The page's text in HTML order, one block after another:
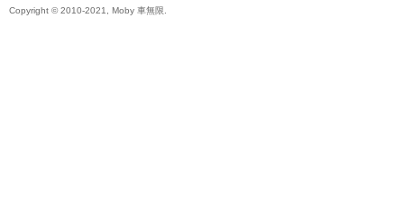
Copyright © 2010-2021, Moby 車無限.